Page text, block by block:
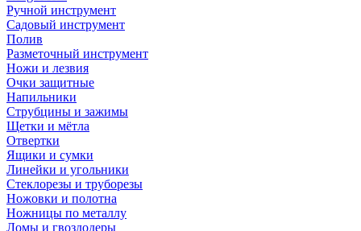
Ручной инструмент
Садовый инструмент
Полив
Разметочный инструмент
Ножи и лезвия
Очки защитные
Напильники
Струбцины и зажимы
Щетки и мётла
Отвертки
Ящики и сумки
Линейки и угольники
Стеклорезы и труборезы
Ножовки и полотна
Ножницы по металлу
Ломы и гвоздодеры